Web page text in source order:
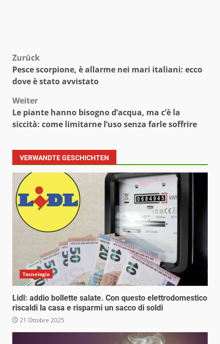
Beitragsnavigation
Zurück
Pesce scorpione, è allarme nei mari italiani: ecco
dove è stato avvistato
Weiter
Le piante hanno bisogno d’acqua, ma c’è la
siccità: come limitarne l’uso senza farle soffrire
VERWANDTE GESCHICHTEN
Tecnologia
Lidl: addio bollette salate. Con questo elettrodomestico
riscaldi la casa e risparmi un sacco di soldi
21 Ottobre 2025